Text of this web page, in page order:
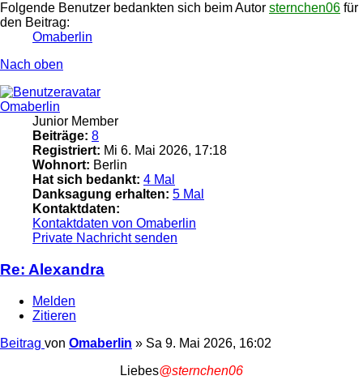
Folgende Benutzer bedankten sich beim Autor sternchen06 für
den Beitrag:
Omaberlin
Nach oben
Omaberlin
Junior Member
Beiträge: 8
Registriert: Mi 6. Mai 2026, 17:18
Wohnort: Berlin
Hat sich bedankt: 4 Mal
Danksagung erhalten: 5 Mal
Kontaktdaten:
Kontaktdaten von Omaberlin
Private Nachricht senden
Re: Alexandra
Melden
Zitieren
Beitrag von Omaberlin » Sa 9. Mai 2026, 16:02
Liebes@sternchen06